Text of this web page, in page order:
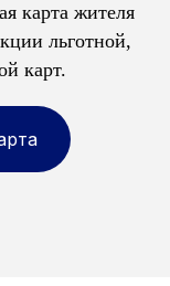
карта жителя
льготной,
карт.